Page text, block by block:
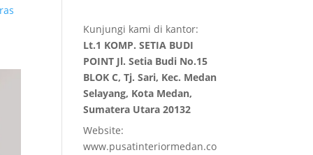
Kunjungi kami di kantor:
Lt.1 KOMP. SETIA BUDI
POINT Jl. Setia Budi No.15
BLOK C, Tj. Sari, Kec. Medan
Selayang, Kota Medan,
Sumatera Utara 20132
Website:
www.pusatinteriormedan.co